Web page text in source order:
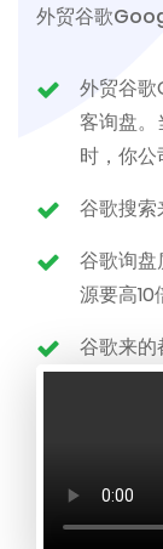
外贸谷歌
外贸谷
客询盘
时，你公
谷歌搜索
谷歌询
源要高10
谷歌来的